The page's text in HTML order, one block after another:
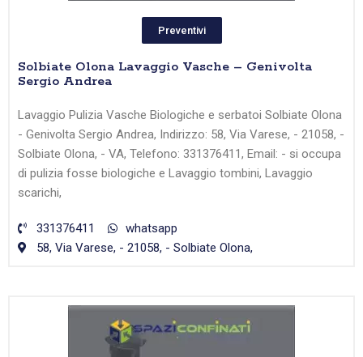
Preventivi
Solbiate Olona Lavaggio Vasche – Genivolta
Sergio Andrea
Lavaggio Pulizia Vasche Biologiche e serbatoi Solbiate Olona
- Genivolta Sergio Andrea, Indirizzo: 58, Via Varese, - 21058, -
Solbiate Olona, - VA, Telefono: 331376411, Email: - si occupa
di pulizia fosse biologiche e Lavaggio tombini, Lavaggio
scarichi,
331376411
whatsapp
58, Via Varese, - 21058, - Solbiate Olona,